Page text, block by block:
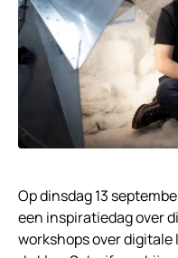
Op dinsdag 13
een inspiratiedag over
workshops over